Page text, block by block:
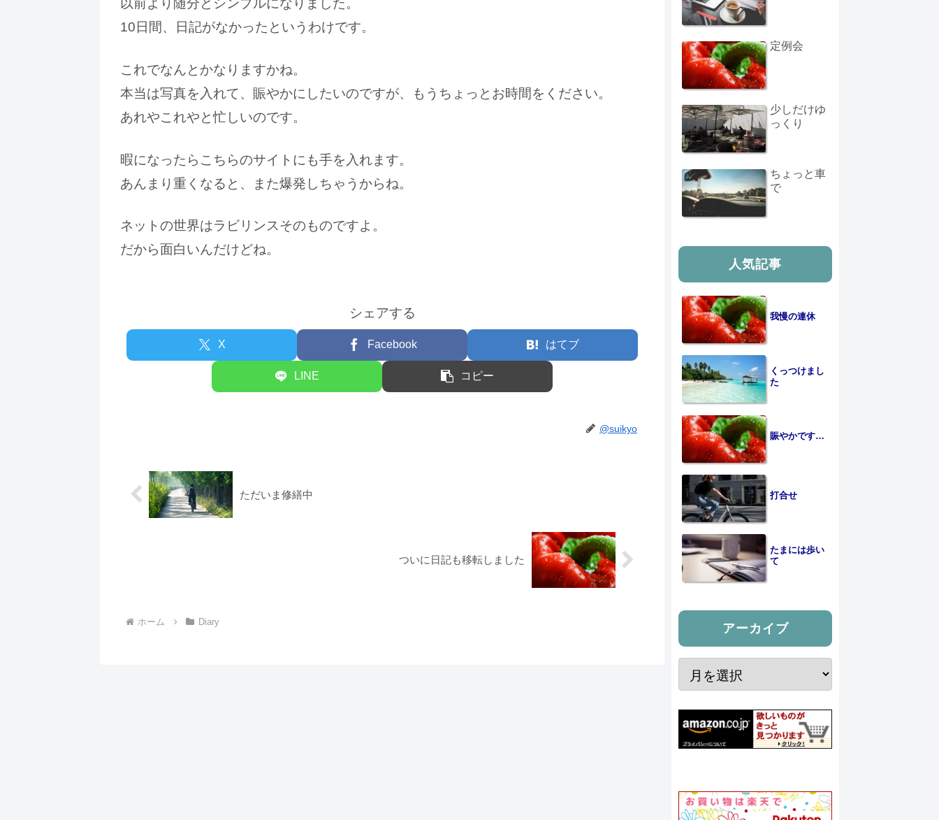
以前より随分とシンプルになりました。
10日間、日記がなかったというわけです。
これでなんとかなりますかね。
本当は写真を入れて、賑やかにしたいのですが、もうちょっとお時間をください。
あれやこれやと忙しいのです。
暇になったらこちらのサイトにも手を入れます。
あんまり重くなると、また爆発しちゃうからね。
ネットの世界はラビリンスそのものですよ。
だから面白いんだけどね。
シェアする
X Facebook はてブ
LINE コピー
@suikyo
ただいま修繕中
ついに日記も移転しました
ホーム Diary
定例会
少しだけゆ
っくり
ちょっと車
で
人気記事
我慢の連休
くっつけまし
た
賑やかです…
打合せ
たまには歩い
て
アーカイブ